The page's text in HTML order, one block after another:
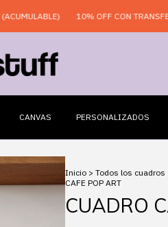
10% OFF CON
CANVAS PERSONALIZADOS
Inicio > Todos los cuadros
CAFE POP ART
CUADRO